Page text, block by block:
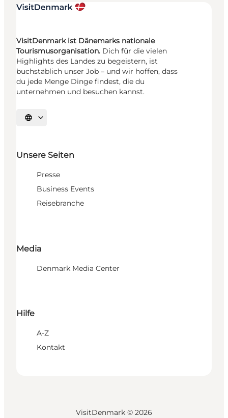
VisitDenmark ist Dänemarks nationale
Tourismusorganisation. Dich für die vielen
Highlights des Landes zu begeistern, ist
buchstäblich unser Job – und wir hoffen, dass
du jede Menge Dinge findest, die du
unternehmen und besuchen kannst.
Sprache auswählen
Unsere Seiten
Presse
Business Events
Reisebranche
Media
Denmark Media Center
Hilfe
A-Z
Kontakt
VisitDenmark © 2026